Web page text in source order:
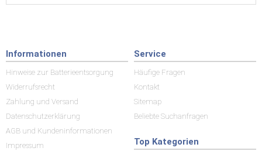
Informationen
Hinweise zur Batterieentsorgung
Widerrufsrecht
Zahlung und Versand
Datenschutzerklärung
AGB und Kundeninformationen
Impressum
Service
Häufige Fragen
Kontakt
Sitemap
Beliebte Suchanfragen
Top Kategorien